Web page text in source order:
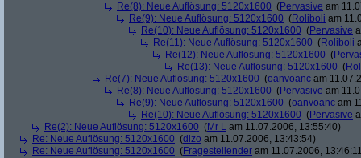
Re(8): Neue Auflösung: 5120x1600 (Pervasive am
Re(9): Neue Auflösung: 5120x1600 (Roliboli am
Re(10): Neue Auflösung: 5120x1600 (Pervasive
Re(11): Neue Auflösung: 5120x1600 (Roliboli
Re(12): Neue Auflösung: 5120x1600 (
Re(13): Neue Auflösung: 5120x1600 (
Re(7): Neue Auflösung: 5120x1600 (oanvoanc am
Re(8): Neue Auflösung: 5120x1600 (Pervasive am
Re(9): Neue Auflösung: 5120x1600 (oanvoanc am
Re(10): Neue Auflösung: 5120x1600 (Pervasive
Re(2): Neue Auflösung: 5120x1600 (Mr L am 11.07.2006, 13:55:40)
Re: Neue Auflösung: 5120x1600 (dizo am 11.07.2006, 13:43:54)
Re: Neue Auflösung: 5120x1600 (Fragestellender am 11.07.2006,